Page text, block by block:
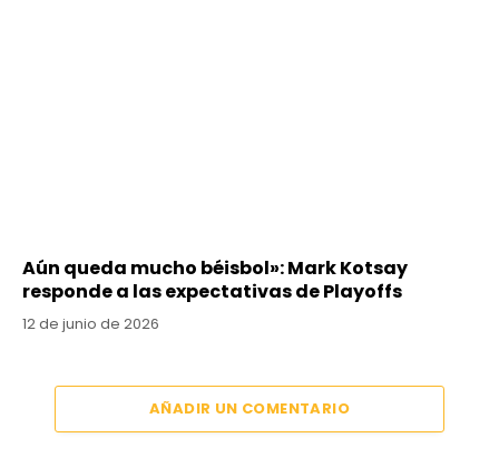
Aún queda mucho béisbol»: Mark Kotsay
responde a las expectativas de Playoffs
12 de junio de 2026
AÑADIR UN COMENTARIO